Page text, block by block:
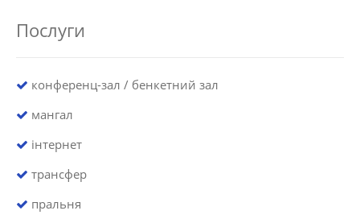
Послуги
конференц-зал / бенкетний зал
мангал
інтернет
трансфер
пральня